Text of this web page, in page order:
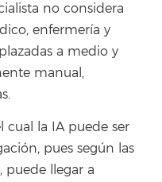
no considera
enfermería y
a medio y
manual,
la IA puede ser
pues según las
puede llegar a